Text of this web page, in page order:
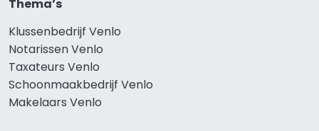
Thema’s
Klussenbedrijf Venlo
Notarissen Venlo
Taxateurs Venlo
Schoonmaakbedrijf Venlo
Makelaars Venlo